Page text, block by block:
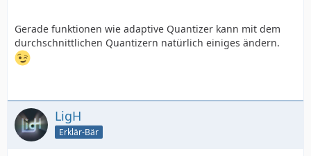
Gerade funktionen wie adaptive Quantizer kann mit dem
durchschnittlichen Quantizern natürlich einiges ändern.
LigH
Erklär-Bär